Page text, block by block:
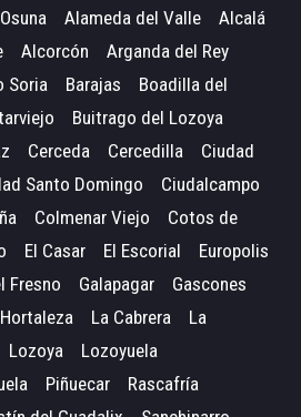
Alameda del Valle
Alcalá
Alcorcón
Arganda del Rey
Soria Barajas
Boadilla del
Buitrago del Lozoya
Cerceda Cercedilla
Ciudad
Santo Domingo
Ciudalcampo
Colmenar Viejo
Cotos de
El Casar El Escorial
Europolis
Fresno Galapagar
Gascones
Hortaleza La Cabrera
La
Lozoya
Lozoyuela
Piñuecar
Rascafría